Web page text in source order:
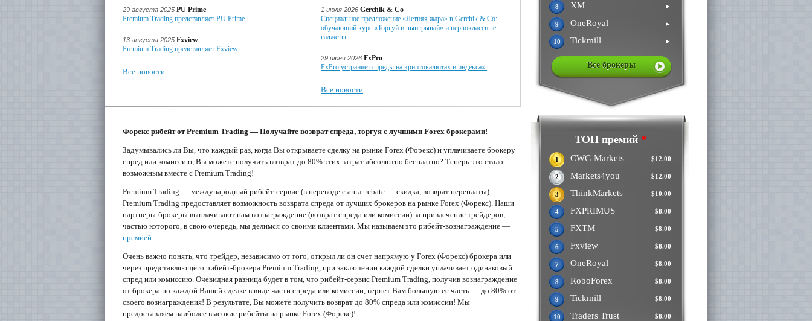
8 XM ►
9 OneRoyal ►
10 Tickmill ►
Все брокеры
ТОП премий *
$12.00
1 CWG Markets
$12.00
2 Markets4you
$10.00
3 ThinkMarkets
$8.00
4 FXPRIMUS
$8.00
5 FXTM
$8.00
6 Fxview
$8.00
7 OneRoyal
$8.00
8 RoboForex
$8.00
9 Tickmill
$8.00
10 Traders Trust
29 августа 2025 PU Prime
Premium Trading представляет PU Prime
13 августа 2025 Fxview
Premium Trading представляет Fxview
Все новости
1 июля 2026 Gerchik & Co
Специальное предложение «Летняя жара» в Gerchik & Co:
обучающий курс «Торгуй и выигрывай» и первоклассные
гаджеты.
29 июня 2026 FxPro
FxPro устраняет спреды на криптовалютах и индексах.
Все новости
Форекс рибейт от Premium Trading — Получайте возврат спреда, торгуя с лучшими Forex брокерами!
Задумывались ли Вы, что каждый раз, когда Вы открываете сделку на рынке Forex (Форекс) и уплачиваете брокеру
спред или комиссию, Вы можете получить возврат до 80% этих затрат абсолютно бесплатно? Теперь это стало
возможным вместе с Premium Trading!
Premium Trading — международный рибейт-сервис (в переводе с англ. rebate — скидка, возврат переплаты).
Premium Trading предоставляет возможность возврата спреда от лучших брокеров на рынке Forex (Форекс). Наши
партнеры-брокеры выплачивают нам вознаграждение (возврат спреда или комиссии) за привлечение трейдеров,
частью которого, в свою очередь, мы делимся со своими клиентами. Мы называем это рибейт-вознаграждение —
премией.
Очень важно понять, что трейдер, независимо от того, открыл ли он счет напрямую у Forex (Форекс) брокера или
через представляющего рибейт-брокера Premium Trading, при заключении каждой сделки уплачивает одинаковый
спред или комиссию. Очевидная разница будет в том, что рибейт-сервис Premium Trading, получив вознаграждение
от брокера по каждой Вашей сделке в виде части спреда или комиссии, вернет Вам большую ее часть — до 80% от
своего вознаграждения! В результате, Вы можете получить возврат до 80% спреда или комиссии! Мы
предоставляем наиболее высокие рибейты на рынке Forex (Форекс)!